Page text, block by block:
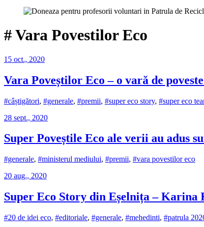
#Vara Povestilor Eco
15 oct., 2020
Vara Poveștilor Eco – o vară de
#câștigători, #generale, #premii, #super eco story, #super eco
28 sept., 2020
Super Poveștile Eco ale verii au adus
#generale, #ministerul mediului, #premii, #vara povestilor eco
20 aug., 2020
Super Eco Story din Eșelnița – Karina
#20 de idei eco, #editoriale, #generale, #mehedinti, #patrula